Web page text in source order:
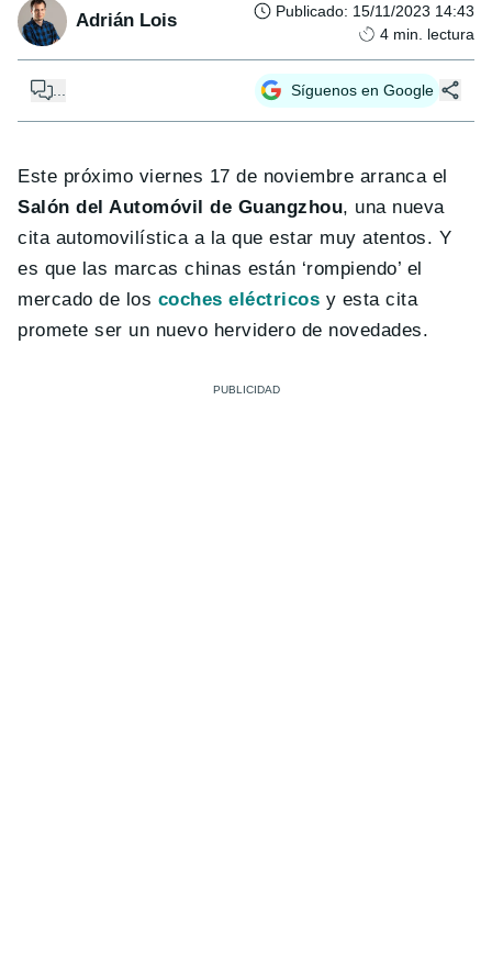
Adrián Lois Publicado: 15/11/2023 14:43
4 min. lectura
Síguenos en Google
Este próximo viernes 17 de noviembre arranca el
Salón del Automóvil de Guangzhou, una nueva
cita automovilística a la que estar muy atentos. Y
es que las marcas chinas están ‘rompiendo’ el
mercado de los coches eléctricos y esta cita
promete ser un nuevo hervidero de novedades.